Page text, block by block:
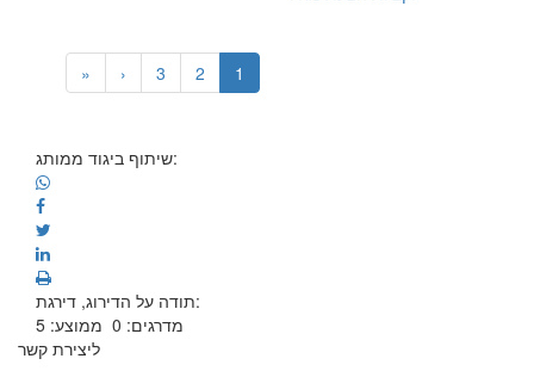
1
2
3
›
»
שיתוף ביגוד ממותג:
תודה על הדירוג, דירגת:
מדרגים: 0 ממוצע: 5
ליצירת קשר